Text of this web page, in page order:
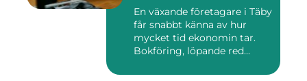
En växande företagare i Täby
får snabbt känna av hur
mycket tid ekonomin tar.
Bokföring, löpande red...